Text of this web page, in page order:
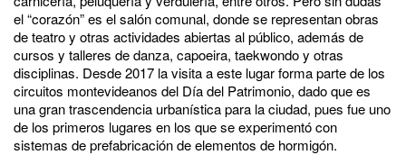
el “corazón” es el salón comunal, donde se representan obras
de teatro y otras actividades abiertas al público, además de
cursos y talleres de danza, capoeira, taekwondo y otras
disciplinas. Desde 2017 la visita a este lugar forma parte de los
circuitos montevideanos del Día del Patrimonio, dado que es
una gran trascendencia urbanística para la ciudad, pues fue uno
de los primeros lugares en los que se experimentó con
sistemas de prefabricación de elementos de hormigón.